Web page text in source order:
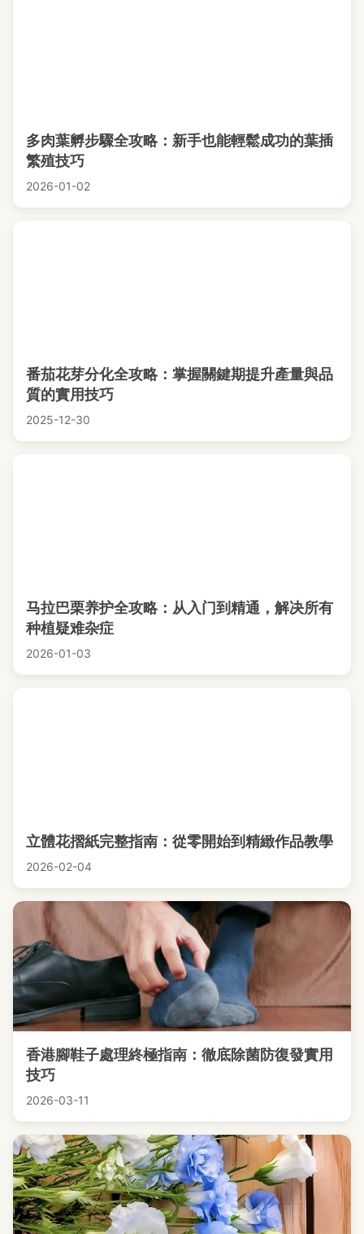
多肉葉孵步驟全攻略：新手也能輕鬆成功的葉插
繁殖技巧
2026-01-02
番茄花芽分化全攻略：掌握關鍵期提升產量與品
質的實用技巧
2025-12-30
马拉巴栗养护全攻略：从入门到精通，解决所有
种植疑难杂症
2026-01-03
立體花摺紙完整指南：從零開始到精緻作品教學
2026-02-04
香港腳鞋子處理終極指南：徹底除菌防復發實用
技巧
2026-03-11